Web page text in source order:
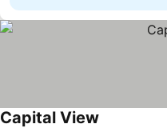
Capital View